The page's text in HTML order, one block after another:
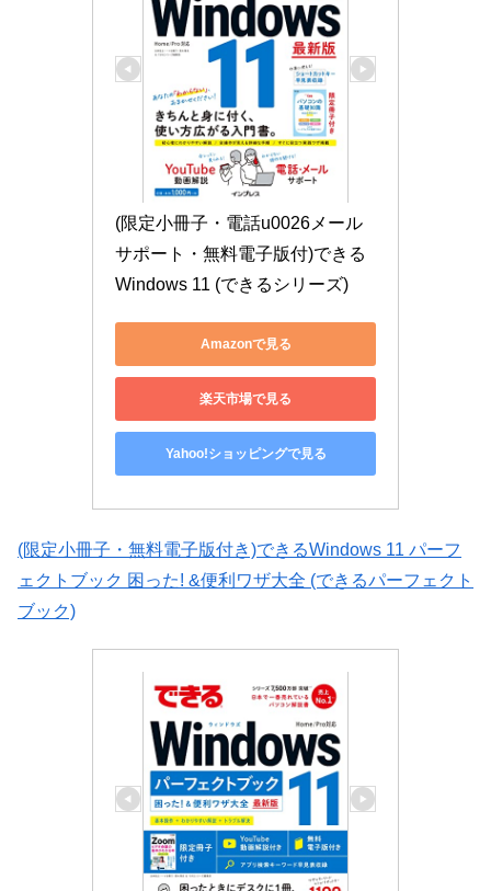
(限定小冊子・電話u0026メール
サポート・無料電子版付)できる
Windows 11 (できるシリーズ)
Amazonで見る
楽天市場で見る
Yahoo!ショッピングで見る
(限定小冊子・無料電子版付き)できるWindows 11 パーフ
ェクトブック 困った! &便利ワザ大全 (できるパーフェクト
ブック)